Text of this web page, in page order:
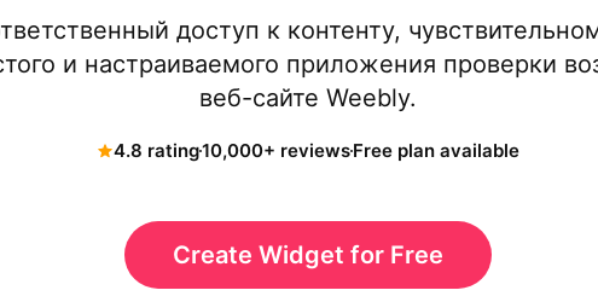
доступ к контенту,
и настраиваемого приложения проверки
веб-сайте Weebly.
4.8 rating10,000+ reviewsFree plan available
Create Widget for Free